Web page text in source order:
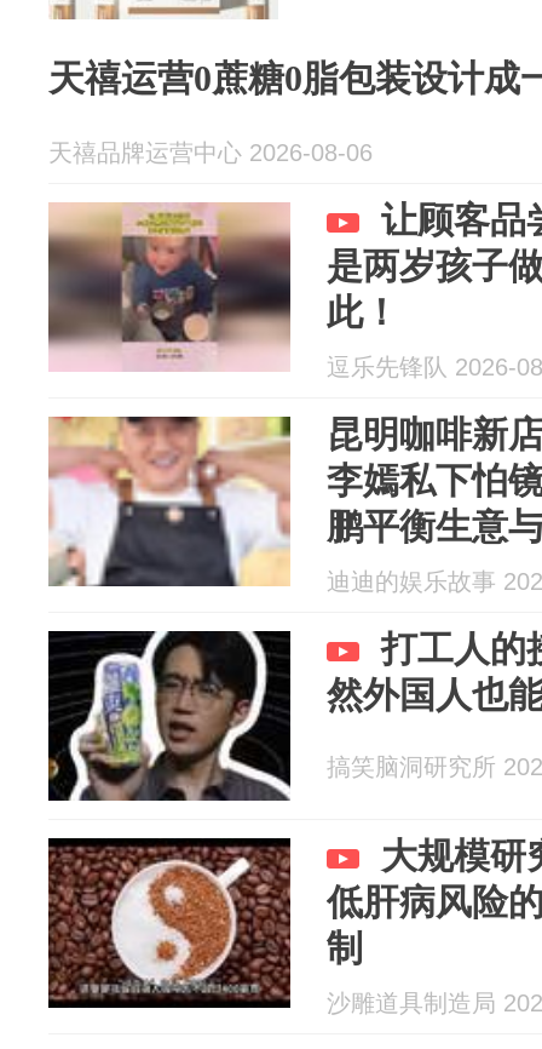
天禧运营0蔗糖0脂包装设计成
天禧品牌运营中心 2026-08-06
让顾客品
是两岁孩子
此！
逗乐先锋队 2026-
昆明咖啡新
李嫣私下怕
鹏平衡生意
迪迪的娱乐故事
打工人的
然外国人也
搞笑脑洞研究所
大规模研
低肝病风险
制
沙雕道具制造局